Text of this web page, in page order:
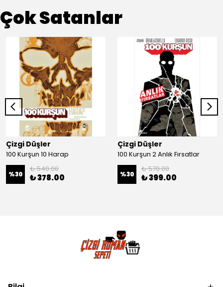
Çok Satanlar
Çizgi Düşler
100 Kurşun 10 Harap
%30
₺ 540.00
₺ 378.00
Çizgi Düşler
100 Kurşun 2 Anlık Fırsatlar
%30
₺ 570.00
₺ 399.00